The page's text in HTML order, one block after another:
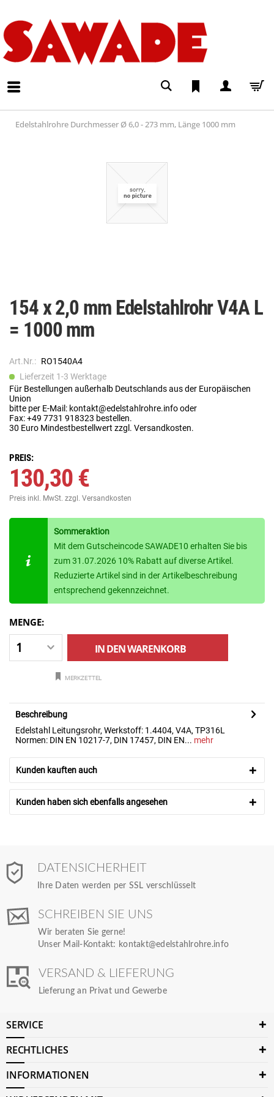
Edelstahlrohre Durchmesser Ø 6,0 - 273 mm, Länge 1000 mm
154 x 2,0 mm Edelstahlrohr V4A L
= 1000 mm
Art.Nr.: RO1540A4
Lieferzeit 1-3 Werktage
Für Bestellungen außerhalb Deutschlands aus der Europäischen
Union
bitte per E-Mail: kontakt@edelstahlrohre.info oder
Fax: +49 7731 918323 bestellen.
30 Euro Mindestbestellwert zzgl. Versandkosten.
PREIS:
130,30 €
Preis inkl. MwSt. zzgl. Versandkosten
Sommeraktion
Mit dem Gutscheincode SAWADE10 erhalten Sie bis
zum 31.07.2026 10% Rabatt auf diverse Artikel.
Reduzierte Artikel sind in der Artikelbeschreibung
entsprechend gekennzeichnet.
MENGE:
IN DENWARENKORB
MERKZETTEL
Beschreibung
Edelstahl Leitungsrohr, Werkstoff: 1.4404, V4A, TP316L
Normen: DIN EN 10217-7, DIN 17457, DIN EN... mehr
Kunden kauften auch
Kunden haben sich ebenfalls angesehen
DATENSICHERHEIT
Ihre Daten werden per SSL verschlüsselt
SCHREIBEN SIE UNS
Wir beraten Sie gerne!
Unser Mail-Kontakt: kontakt@edelstahlrohre.info
VERSAND & LIEFERUNG
Lieferung an Privat und Gewerbe
SERVICE
RECHTLICHES
INFORMATIONEN